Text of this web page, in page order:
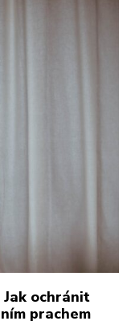
Jak ochránit
prachem